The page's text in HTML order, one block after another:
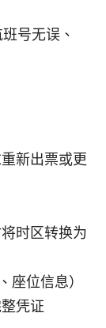
号无误、
新出票或更
时区转换为
座位信息）
凭证